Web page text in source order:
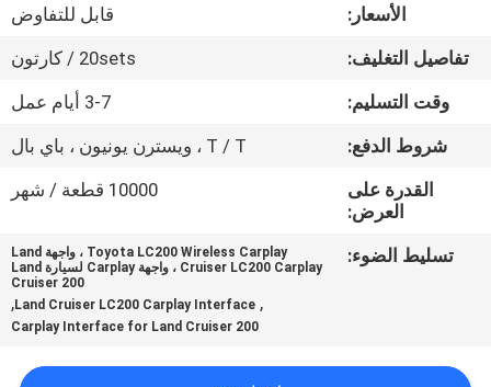
المعمل
مراقبة
الجودة
الأسعار:
قابل للتفاوض
تفاصيل التغليف:
20sets / كارتون
وقت التسليم:
3-7 أيام عمل
شروط الدفع:
T / T ، ويسترن يونيون ، باي بال
القدرة على
العرض:
10000 قطعة / شهر
تسليط الضوء:
Toyota LC200 Wireless Carplay ، واجهة Land
Cruiser LC200 Carplay ، واجهة Carplay لسيارة Land
Cruiser 200
,
Land Cruiser LC200 Carplay Interface
,
Carplay Interface for Land Cruiser 200